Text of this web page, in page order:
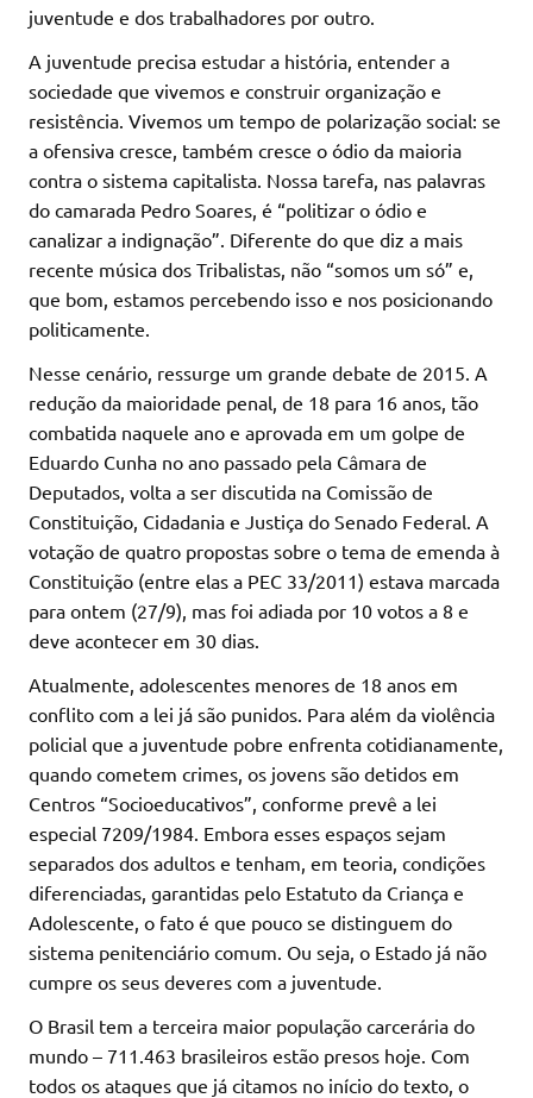
juventude e dos trabalhadores por outro.
A juventude precisa estudar a história, entender a
sociedade que vivemos e construir organização e
resistência. Vivemos um tempo de polarização social: se
a ofensiva cresce, também cresce o ódio da maioria
contra o sistema capitalista. Nossa tarefa, nas palavras
do camarada Pedro Soares, é “politizar o ódio e
canalizar a indignação”. Diferente do que diz a mais
recente música dos Tribalistas, não “somos um só” e,
que bom, estamos percebendo isso e nos posicionando
politicamente.
Nesse cenário, ressurge um grande debate de 2015. A
redução da maioridade penal, de 18 para 16 anos, tão
combatida naquele ano e aprovada em um golpe de
Eduardo Cunha no ano passado pela Câmara de
Deputados, volta a ser discutida na Comissão de
Constituição, Cidadania e Justiça do Senado Federal. A
votação de quatro propostas sobre o tema de emenda à
Constituição (entre elas a PEC 33/2011) estava marcada
para ontem (27/9), mas foi adiada por 10 votos a 8 e
deve acontecer em 30 dias.
Atualmente, adolescentes menores de 18 anos em
conflito com a lei já são punidos. Para além da violência
policial que a juventude pobre enfrenta cotidianamente,
quando cometem crimes, os jovens são detidos em
Centros “Socioeducativos”, conforme prevê a lei
especial 7209/1984. Embora esses espaços sejam
separados dos adultos e tenham, em teoria, condições
diferenciadas, garantidas pelo Estatuto da Criança e
Adolescente, o fato é que pouco se distinguem do
sistema penitenciário comum. Ou seja, o Estado já não
cumpre os seus deveres com a juventude.
O Brasil tem a terceira maior população carcerária do
mundo – 711.463 brasileiros estão presos hoje. Com
todos os ataques que já citamos no início do texto, o